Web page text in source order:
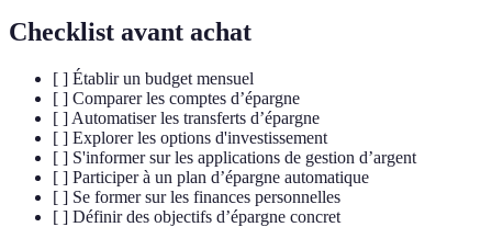
Checklist avant achat
[ ] Établir un budget mensuel
[ ] Comparer les comptes d’épargne
[ ] Automatiser les transferts d’épargne
[ ] Explorer les options d'investissement
[ ] S'informer sur les applications de gestion d’argent
[ ] Participer à un plan d’épargne automatique
[ ] Se former sur les finances personnelles
[ ] Définir des objectifs d’épargne concret